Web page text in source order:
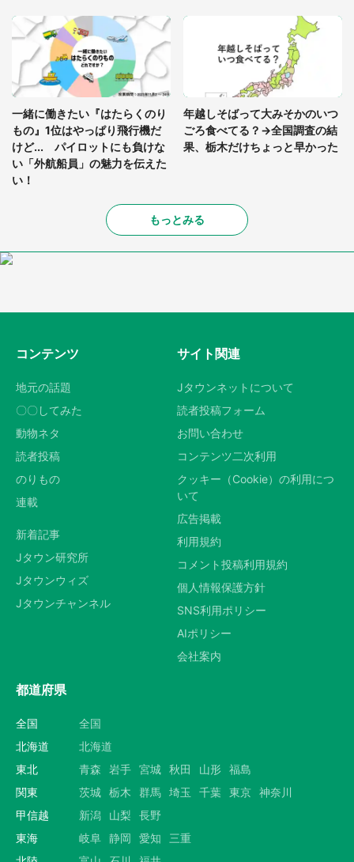
一緒に働きたい『はたらくのり
もの』1位はやっぱり飛行機だ
けど... パイロットにも負けな
い「外航船員」の魅力を伝えた
い！
年越しそばって大みそかのいつ
ごろ食べてる？→全国調査の結
果、栃木だけちょっと早かった
もっとみる
コンテンツ
地元の話題
〇〇してみた
動物ネタ
読者投稿
のりもの
連載
新着記事
Jタウン研究所
Jタウンウィズ
Jタウンチャンネル
サイト関連
Jタウンネットについて
読者投稿フォーム
お問い合わせ
コンテンツ二次利用
クッキー（Cookie）の利用につ
いて
広告掲載
利用規約
コメント投稿利用規約
個人情報保護方針
SNS利用ポリシー
AIポリシー
会社案内
都道府県
全国
全国
北海道
北海道
東北
青森 岩手 宮城 秋田 山形 福島
関東
茨城 栃木 群馬 埼玉 千葉 東京 神奈川
甲信越
新潟 山梨
長野
東海
岐阜 静岡 愛知
三重